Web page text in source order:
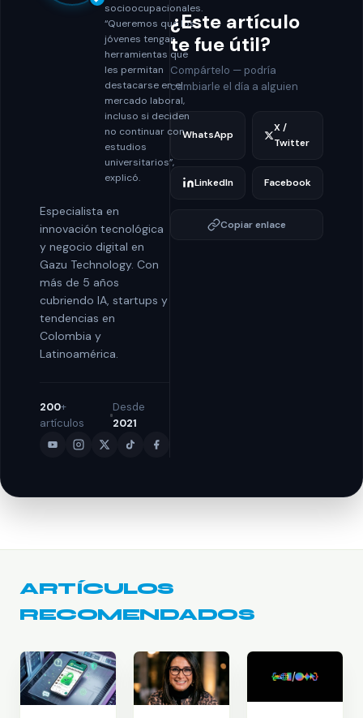
socioocupacionales.
“Queremos que los
jóvenes tengan
herramientas que
les permitan
destacarse en el
mercado laboral,
incluso si deciden
no continuar con
estudios
universitarios”,
explicó.
Especialista en
innovación tecnológica
y negocio digital en
Gazu Technology. Con
más de 5 años
cubriendo IA, startups y
tendencias en
Colombia y
Latinoamérica.
200+
artículos
Desde
2021
¿Este artículo
te fue útil?
Compártelo — podría
cambiarle el día a alguien
WhatsApp
X /
Twitter
LinkedIn Facebook
Copiar enlace
ARTÍCULOS
RECOMENDADOS